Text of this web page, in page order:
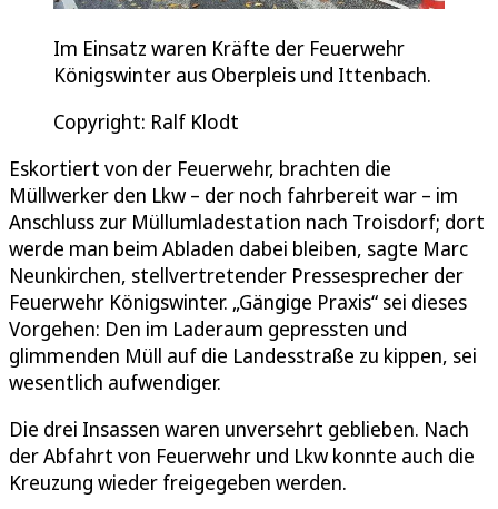
Im Einsatz waren Kräfte der Feuerwehr
Königswinter aus Oberpleis und Ittenbach.
Copyright: Ralf Klodt
Eskortiert von der Feuerwehr, brachten die
Müllwerker den Lkw – der noch fahrbereit war – im
Anschluss zur Müllumladestation nach Troisdorf; dort
werde man beim Abladen dabei bleiben, sagte Marc
Neunkirchen, stellvertretender Pressesprecher der
Feuerwehr Königswinter. „Gängige Praxis“ sei dieses
Vorgehen: Den im Laderaum gepressten und
glimmenden Müll auf die Landesstraße zu kippen, sei
wesentlich aufwendiger.
Die drei Insassen waren unversehrt geblieben. Nach
der Abfahrt von Feuerwehr und Lkw konnte auch die
Kreuzung wieder freigegeben werden.